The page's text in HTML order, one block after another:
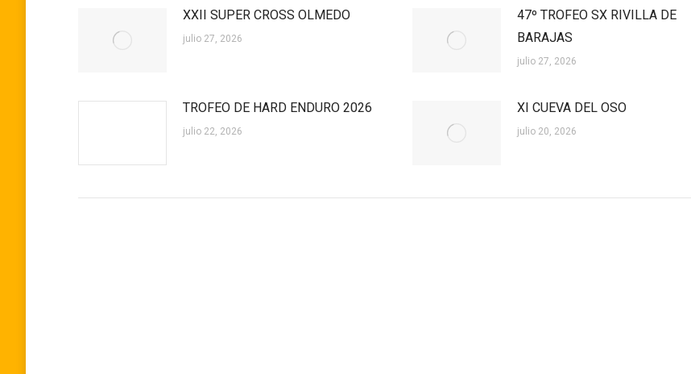
XXII SUPER CROSS OLMEDO
julio 27, 2026
47º TROFEO SX RIVILLA DE
BARAJAS
julio 27, 2026
TROFEO DE HARD ENDURO 2026
julio 22, 2026
XI CUEVA DEL OSO
julio 20, 2026